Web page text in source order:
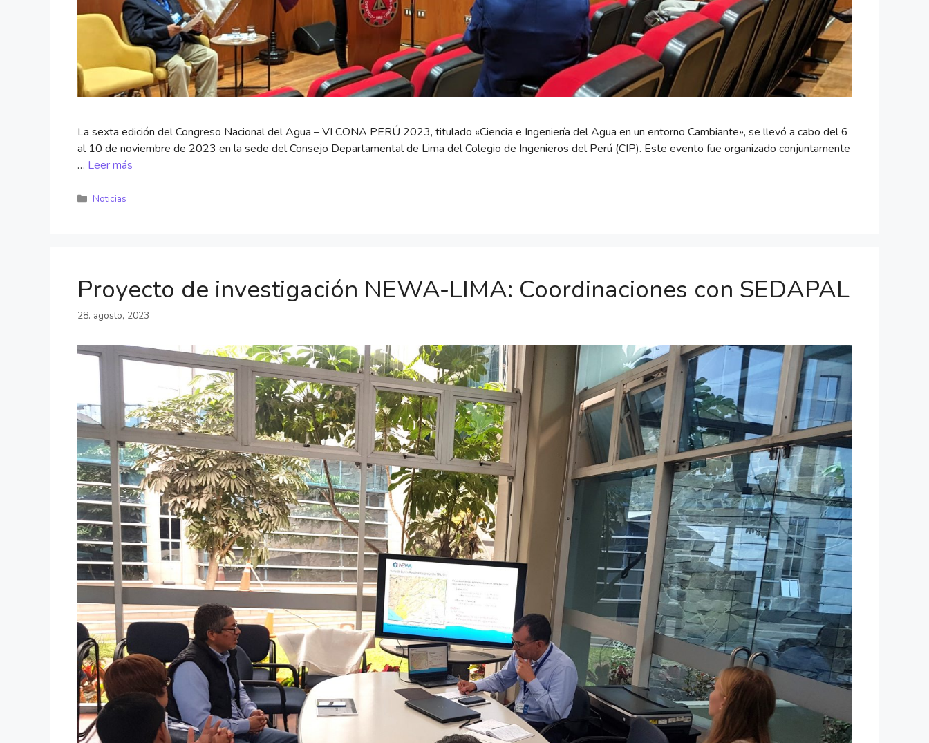
La sexta edición del Congreso Nacional del Agua – VI CONA PERÚ 2023, titulado «Ciencia e Ingeniería del Agua en un entorno Cambiante», se llevó a cabo del 6
al 10 de noviembre de 2023 en la sede del Consejo Departamental de Lima del Colegio de Ingenieros del Perú (CIP). Este evento fue organizado conjuntamente
… Leer más
Noticias
Proyecto de investigación NEWA-LIMA: Coordinaciones con SEDAPAL
28. agosto, 2023